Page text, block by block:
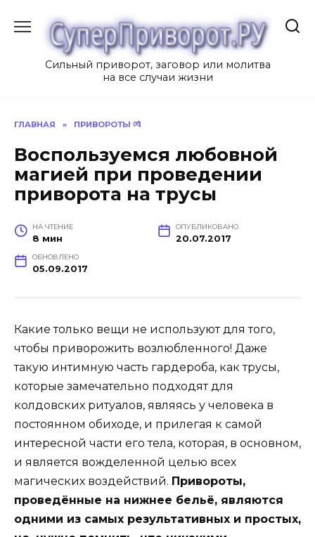
содержанию
Сильный приворот, заговор или молитва
на все случаи жизни
ГЛАВНАЯ » ПРИВОРОТЫ 💏
Воспользуемся любовной
магией при проведении
приворота на трусы
НА ЧТЕНИЕ
8 мин
ОПУБЛИКОВАНО
20.07.2017
ОБНОВЛЕНО
05.09.2017
Какие только вещи не используют для того,
чтобы приворожить возлюбленного! Даже
такую интимную часть гардероба, как трусы,
которые замечательно подходят для
колдовских ритуалов, являясь у человека в
постоянном обиходе, и прилегая к самой
интересной части его тела, которая, в основном,
и является вожделенной целью всех
магических воздействий. Привороты,
проведённые на нижнее бельё, являются
одними из самых результативных и простых,